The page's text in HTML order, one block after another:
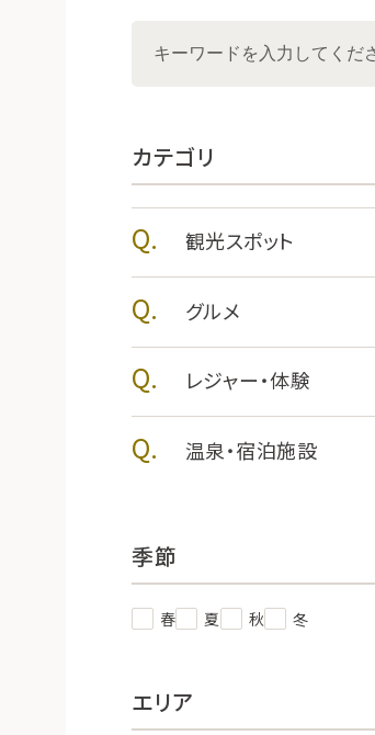
カテゴリ
観光スポット
グルメ
レジャー・体験
温泉・宿泊施設
季節
春 夏 秋 冬
エリア